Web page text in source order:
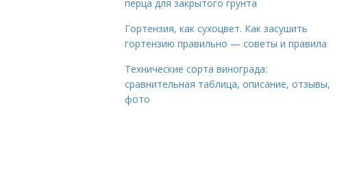
перца для закрытого грунта
Гортензия, как сухоцвет. Как засушить
гортензию правильно — советы и правила
Технические сорта винограда:
сравнительная таблица, описание, отзывы,
фото